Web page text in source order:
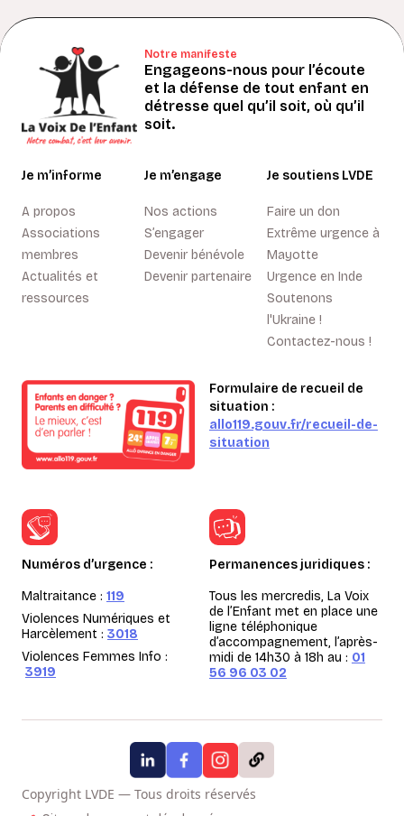
Notre manifeste
Engageons-nous pour l’écoute
et la défense de tout enfant en
détresse quel qu’il soit, où qu’il
soit.
Je m’informe
A propos
Associations
membres
Actualités et
ressources
Je m’engage
Nos actions
S’engager
Devenir bénévole
Devenir partenaire
Je soutiens LVDE
Faire un don
Extrême urgence à
Mayotte
Urgence en Inde
Soutenons
l'Ukraine !
Contactez-nous !
Formulaire de recueil de
situation :
allo119.gouv.fr/recueil-de-
situation
Numéros d’urgence :
Maltraitance : 119
Violences Numériques et
Harcèlement : 3018
Violences Femmes Info :
3919
Permanences juridiques :
Tous les mercredis, La Voix
de l’Enfant met en place une
ligne téléphonique
d’accompagnement, l’après-
midi de 14h30 à 18h au : 01
56 96 03 02
Copyright LVDE — Tous droits réservés